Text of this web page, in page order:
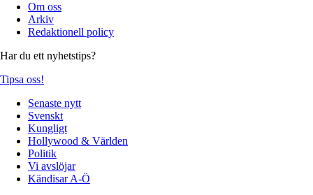
Om oss
Arkiv
Redaktionell policy
Har du ett nyhetstips?
Tipsa oss!
Senaste nytt
Svenskt
Kungligt
Hollywood & Världen
Politik
Vi avslöjar
Kändisar A-Ö